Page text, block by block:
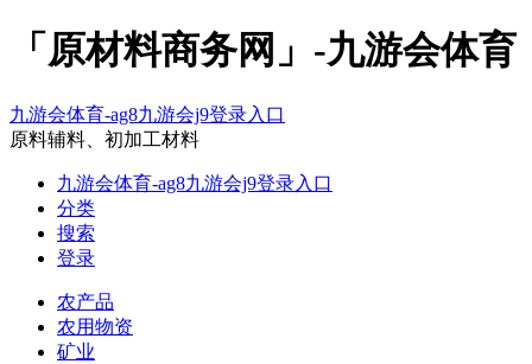
「原材料商务网」-九游会体育
九游会体育-ag8九游会j9登录入口
原料辅料、初加工材料
九游会体育-ag8九游会j9登录入口
分类
搜索
登录
农产品
农用物资
矿业